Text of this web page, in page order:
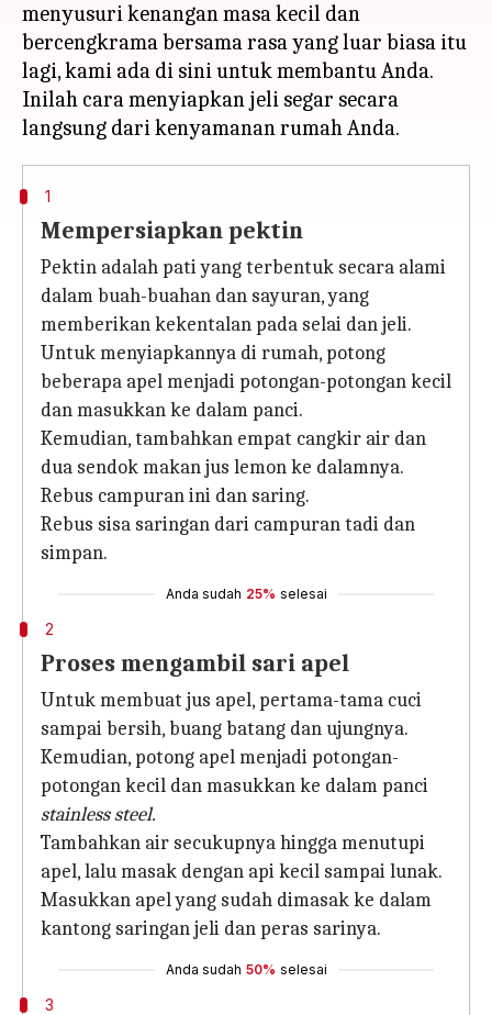
menyusuri kenangan masa kecil dan
bercengkrama bersama rasa yang luar biasa itu
lagi, kami ada di sini untuk membantu Anda.
Inilah cara menyiapkan jeli segar secara
1
Mempersiapkan pektin
Pektin adalah pati yang terbentuk secara alami
dalam buah-buahan dan sayuran, yang
memberikan kekentalan pada selai dan jeli.
Untuk menyiapkannya di rumah, potong
beberapa apel menjadi potongan-potongan kecil
dan masukkan ke dalam panci.
Kemudian, tambahkan empat cangkir air dan
dua sendok makan jus lemon ke dalamnya.
Rebus campuran ini dan saring.
Rebus sisa saringan dari campuran tadi dan
simpan.
Anda sudah 25% selesai
2
Proses mengambil sari apel
Untuk membuat jus apel, pertama-tama cuci
sampai bersih, buang batang dan ujungnya.
Kemudian, potong apel menjadi potongan-
potongan kecil dan masukkan ke dalam panci
stainless steel.
Tambahkan air secukupnya hingga menutupi
apel, lalu masak dengan api kecil sampai lunak.
Masukkan apel yang sudah dimasak ke dalam
kantong saringan jeli dan peras sarinya.
Anda sudah 50% selesai
3